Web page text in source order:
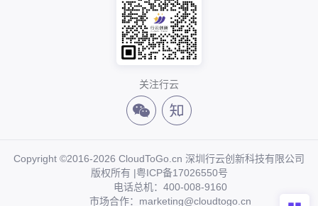
关注行云
Copyright ©2016-2026 CloudToGo.cn 深圳行云创新科技有限公司
版权所有 |粤ICP备17026550号
电话总机：400-008-9160
市场合作：marketing@cloudtogo.cn